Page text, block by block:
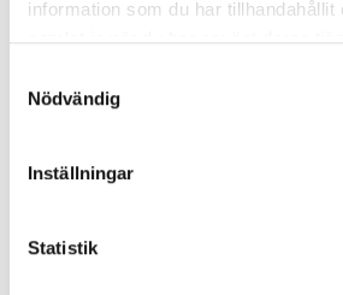
information som du har tillhandahållit
Nödvändig
Inställningar
Statistik